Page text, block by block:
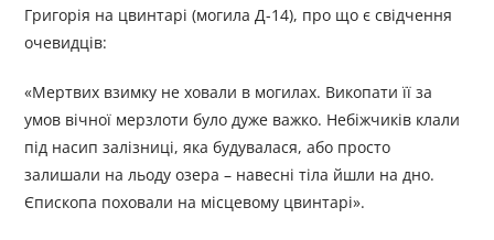
Григорія на цвинтарі (могила Д-14), про що є свідчення
очевидців:
«Мертвих взимку не ховали в могилах. Викопати її за
умов вічної мерзлоти було дуже важко. Небіжчиків клали
під насип залізниці, яка будувалася, або просто
залишали на льоду озера – навесні тіла йшли на дно.
Єпископа поховали на місцевому цвинтарі».